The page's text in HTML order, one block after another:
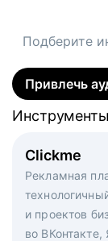
Подберите
Привлечь
Clickme
Рекламная
и проектов
во
Инструменты
Вакансия
Рекламный
hh.ru.
Инструменты
Массовый
кандидатов и
hh.ru с целым
Инструменты